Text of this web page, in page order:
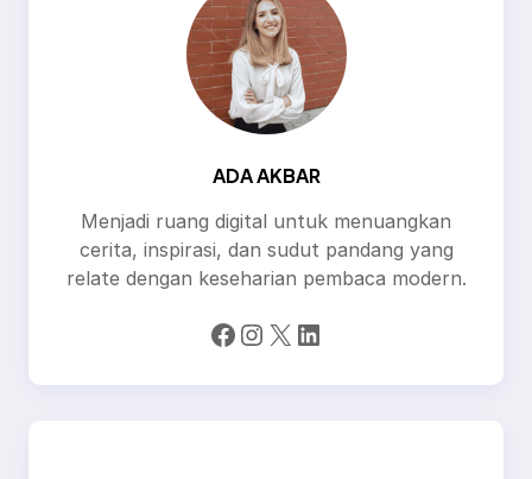
ADA AKBAR
Menjadi ruang digital untuk menuangkan
cerita, inspirasi, dan sudut pandang yang
relate dengan keseharian pembaca modern.
Facebook Instagram X LinkedIn